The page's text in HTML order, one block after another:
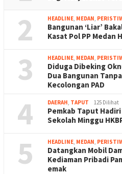
2 HEADLINE, MEDAN,
Bangunan ‘Liar’
Kasat Pol PP Medan
3 HEADLINE, MEDAN,
Diduga Dibeking
Dua Bangunan
Kecolongan PAD
4 DAERAH, TAPUT 125 Dilihat
Pemkab Taput
Sekolah Minggu
5 HEADLINE, MEDAN,
Datangkan Mobil
Kediaman Pribadi
emak